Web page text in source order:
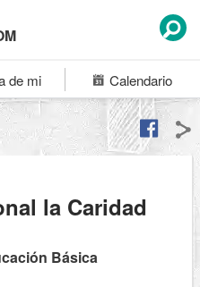
de mi Calendario
la Caridad
Básica